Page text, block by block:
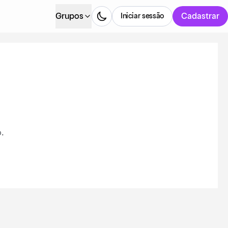
Grupos Cadastrar
Iniciar sessão